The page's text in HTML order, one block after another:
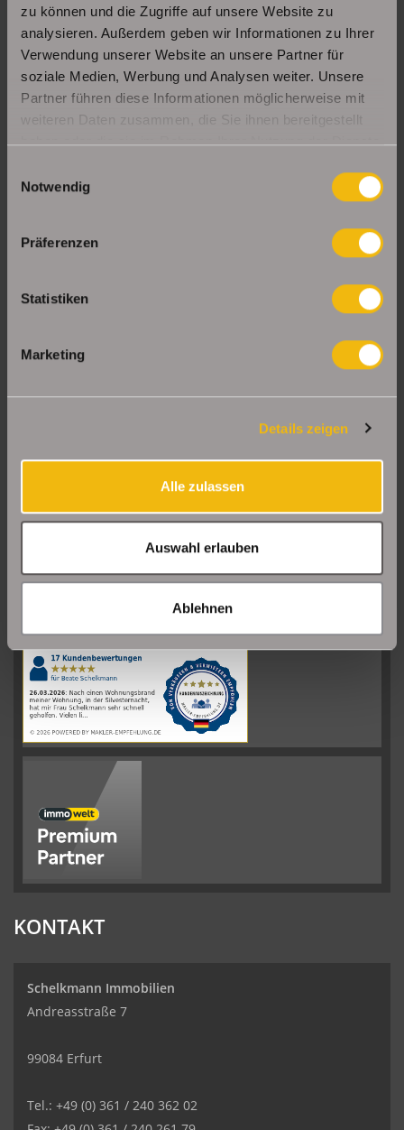
zu können und die Zugriffe auf unsere Website zu
analysieren. Außerdem geben wir Informationen zu Ihrer
Verwendung unserer Website an unsere Partner für
soziale Medien, Werbung und Analysen weiter. Unsere
Partner führen diese Informationen möglicherweise mit
weiteren Daten zusammen, die Sie ihnen bereitgestellt
haben oder die sie im Rahmen Ihrer Nutzung der Dienste
Notwendig
Präferenzen
Statistiken
Marketing
Details zeigen
Alle zulassen
Auswahl erlauben
Ablehnen
Moderne, bezugsbereite 1Raumwohnung mit
Einbauküche & Stellplatz
UNSERE PARTNER & AUSZEICHNUNGEN
08/2026
|110Schelkmann
ImmobilienBewertungen
auf
werkenntdenBESTEN.de
KONTAKT
Schelkmann Immobilien
Andreasstraße 7
99084 Erfurt
Tel.: +49 (0) 361 / 240 362 02